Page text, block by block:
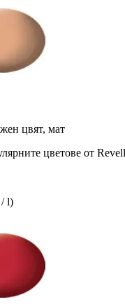
цвят, мат
цветове от
l)